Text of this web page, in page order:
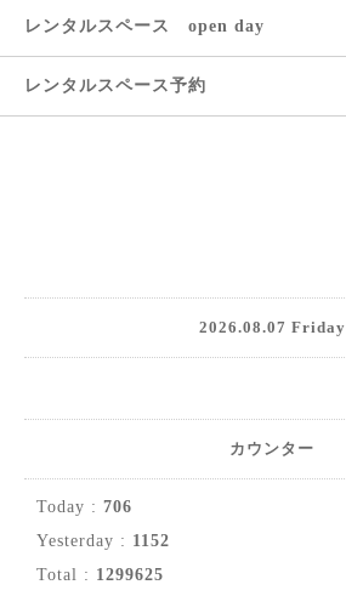
レンタルスペース open day
レンタルスペース予約
2026.08.07 Friday
カウンター
Today : 706
Yesterday : 1152
Total : 1299625